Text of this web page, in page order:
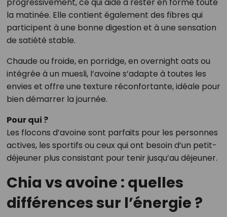
progressivement, ce qui aide à rester en forme toute
la matinée. Elle contient également des fibres qui
participent à une bonne digestion et à une sensation
de satiété stable.
Chaude ou froide, en porridge, en overnight oats ou
intégrée à un muesli, l’avoine s’adapte à toutes les
envies et offre une texture réconfortante, idéale pour
bien démarrer la journée.
Pour qui ?
Les flocons d’avoine sont parfaits pour les personnes
actives, les sportifs ou ceux qui ont besoin d’un petit-
déjeuner plus consistant pour tenir jusqu’au déjeuner.
Chia vs avoine : quelles
différences sur l’énergie ?